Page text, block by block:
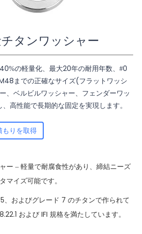
タンワッシャー
の軽量化、最大20年の耐用年数、#0
までの正確なサイズ(フラットワッシ
、ベルビルワッシャー、フェンダーワッ
高性能で長期的な固定を実現します。
もりを取得
ー – 軽量で耐腐食性があり、締結ニーズ
マイズ可能です。
、およびグレード 7 のチタンで作られて
および IFI 規格を満たしています。